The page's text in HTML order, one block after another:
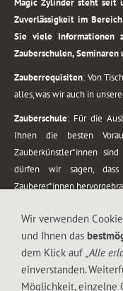
Zuverlässigkeit im
Sie viele Informationen
Zauberschulen, Seminaren
Zauberrequisiten: Von
alles, was wir auch in
Zauberschule: Für die
Ihnen die besten
Zauberkünstler*innen
dürfen wir sagen,
Zauberer*innen
vom Kinderprogramm bis
meiner Zauber-Sprech-
gewürzt mit Gags und
Wir verwenden
und Ihnen das
dem Klick auf „Alle
einverstanden.
Möglichkeit, einzelne